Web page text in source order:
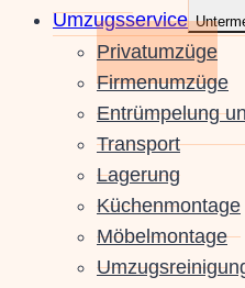
Umzugsservice
Privatumzüge
Firmenumzüge
Entrümpelung
Transport
Lagerung
Küchenmontage
Möbelmontage